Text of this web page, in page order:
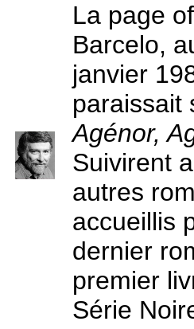
La page
Barcelo,
janvier
paraissait
Agénor,
Suivirent
autres
accueillis
dernier
premier
Série